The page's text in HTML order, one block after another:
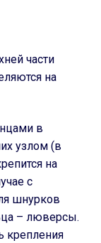
части
на
в
узлом (в
на
с
шнурков
– люверсы.
крепления